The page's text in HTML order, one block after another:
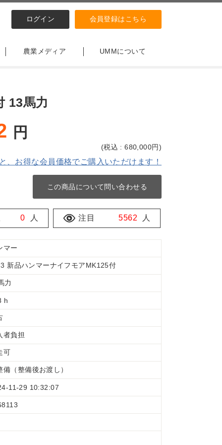
ログイン 会員登録はこちら
農業メディア UMMについて
13馬力
円
(税込 : 680,000円)
、お得な会員価格でご購入いただけます！
この商品について問い合わせる
0 人 注目 5562 人
マー
新品ハンマーナイフモアMK125付
力
h
者負担
可
備（整備後お渡し）
11-29 10:32:07